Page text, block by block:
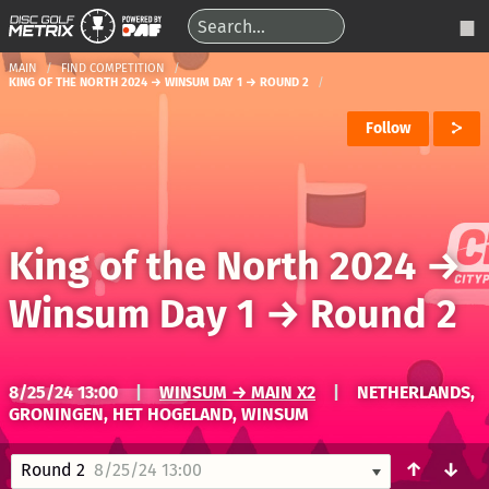
MAIN
FIND COMPETITION
KING OF THE NORTH 2024 → WINSUM DAY 1 → ROUND 2
Follow
King of the North 2024→
Winsum Day 1 →Round 2
8/25/24 13:00 | WINSUM → MAIN X2
NETHERLANDS,
GRONINGEN, HET HOGELAND, WINSUM
Round 2 8/25/24 13:00 ↑ ↓